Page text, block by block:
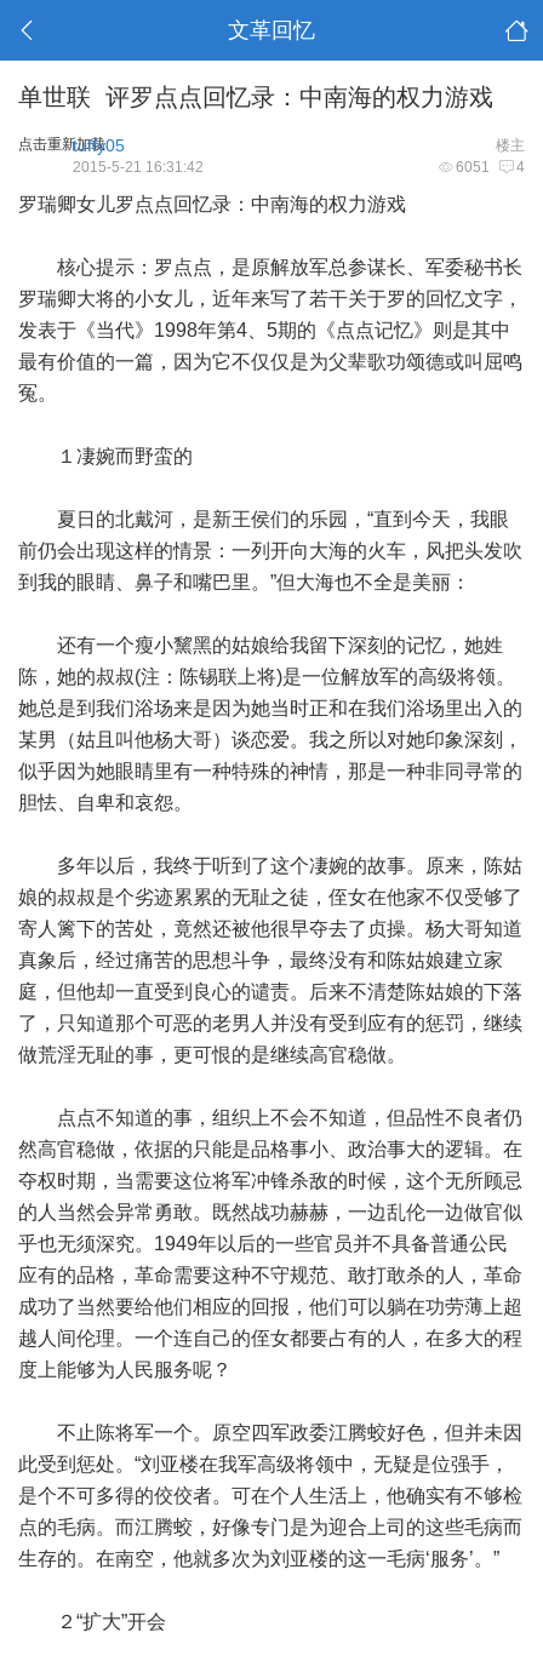
文革回忆
单世联 评罗点点回忆录：中南海的权力游戏
点击重新加载 楼主
tuffy05
6051 4
2015-5-21 16:31:42
罗瑞卿女儿罗点点回忆录：中南海的权力游戏
核心提示：罗点点，是原解放军总参谋长、军委秘书长
罗瑞卿大将的小女儿，近年来写了若干关于罗的回忆文字，
发表于《当代》1998年第4、5期的《点点记忆》则是其中
最有价值的一篇，因为它不仅仅是为父辈歌功颂德或叫屈鸣
冤。
１凄婉而野蛮的
夏日的北戴河，是新王侯们的乐园，“直到今天，我眼
前仍会出现这样的情景：一列开向大海的火车，风把头发吹
到我的眼睛、鼻子和嘴巴里。”但大海也不全是美丽：
还有一个瘦小黧黑的姑娘给我留下深刻的记忆，她姓
陈，她的叔叔(注：陈锡联上将)是一位解放军的高级将领。
她总是到我们浴场来是因为她当时正和在我们浴场里出入的
某男（姑且叫他杨大哥）谈恋爱。我之所以对她印象深刻，
似乎因为她眼睛里有一种特殊的神情，那是一种非同寻常的
胆怯、自卑和哀怨。
多年以后，我终于听到了这个凄婉的故事。原来，陈姑
娘的叔叔是个劣迹累累的无耻之徒，侄女在他家不仅受够了
寄人篱下的苦处，竟然还被他很早夺去了贞操。杨大哥知道
真象后，经过痛苦的思想斗争，最终没有和陈姑娘建立家
庭，但他却一直受到良心的谴责。后来不清楚陈姑娘的下落
了，只知道那个可恶的老男人并没有受到应有的惩罚，继续
做荒淫无耻的事，更可恨的是继续高官稳做。
点点不知道的事，组织上不会不知道，但品性不良者仍
然高官稳做，依据的只能是品格事小、政治事大的逻辑。在
夺权时期，当需要这位将军冲锋杀敌的时候，这个无所顾忌
的人当然会异常勇敢。既然战功赫赫，一边乱伦一边做官似
乎也无须深究。1949年以后的一些官员并不具备普通公民
应有的品格，革命需要这种不守规范、敢打敢杀的人，革命
成功了当然要给他们相应的回报，他们可以躺在功劳薄上超
越人间伦理。一个连自己的侄女都要占有的人，在多大的程
度上能够为人民服务呢？
不止陈将军一个。原空四军政委江腾蛟好色，但并未因
此受到惩处。“刘亚楼在我军高级将领中，无疑是位强手，
是个不可多得的佼佼者。可在个人生活上，他确实有不够检
点的毛病。而江腾蛟，好像专门是为迎合上司的这些毛病而
生存的。在南空，他就多次为刘亚楼的这一毛病‘服务’。”
２“扩大”开会